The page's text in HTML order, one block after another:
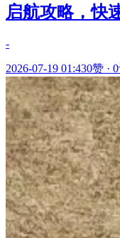
启航攻略，快
-
2026-07-19 01:430赞 ·